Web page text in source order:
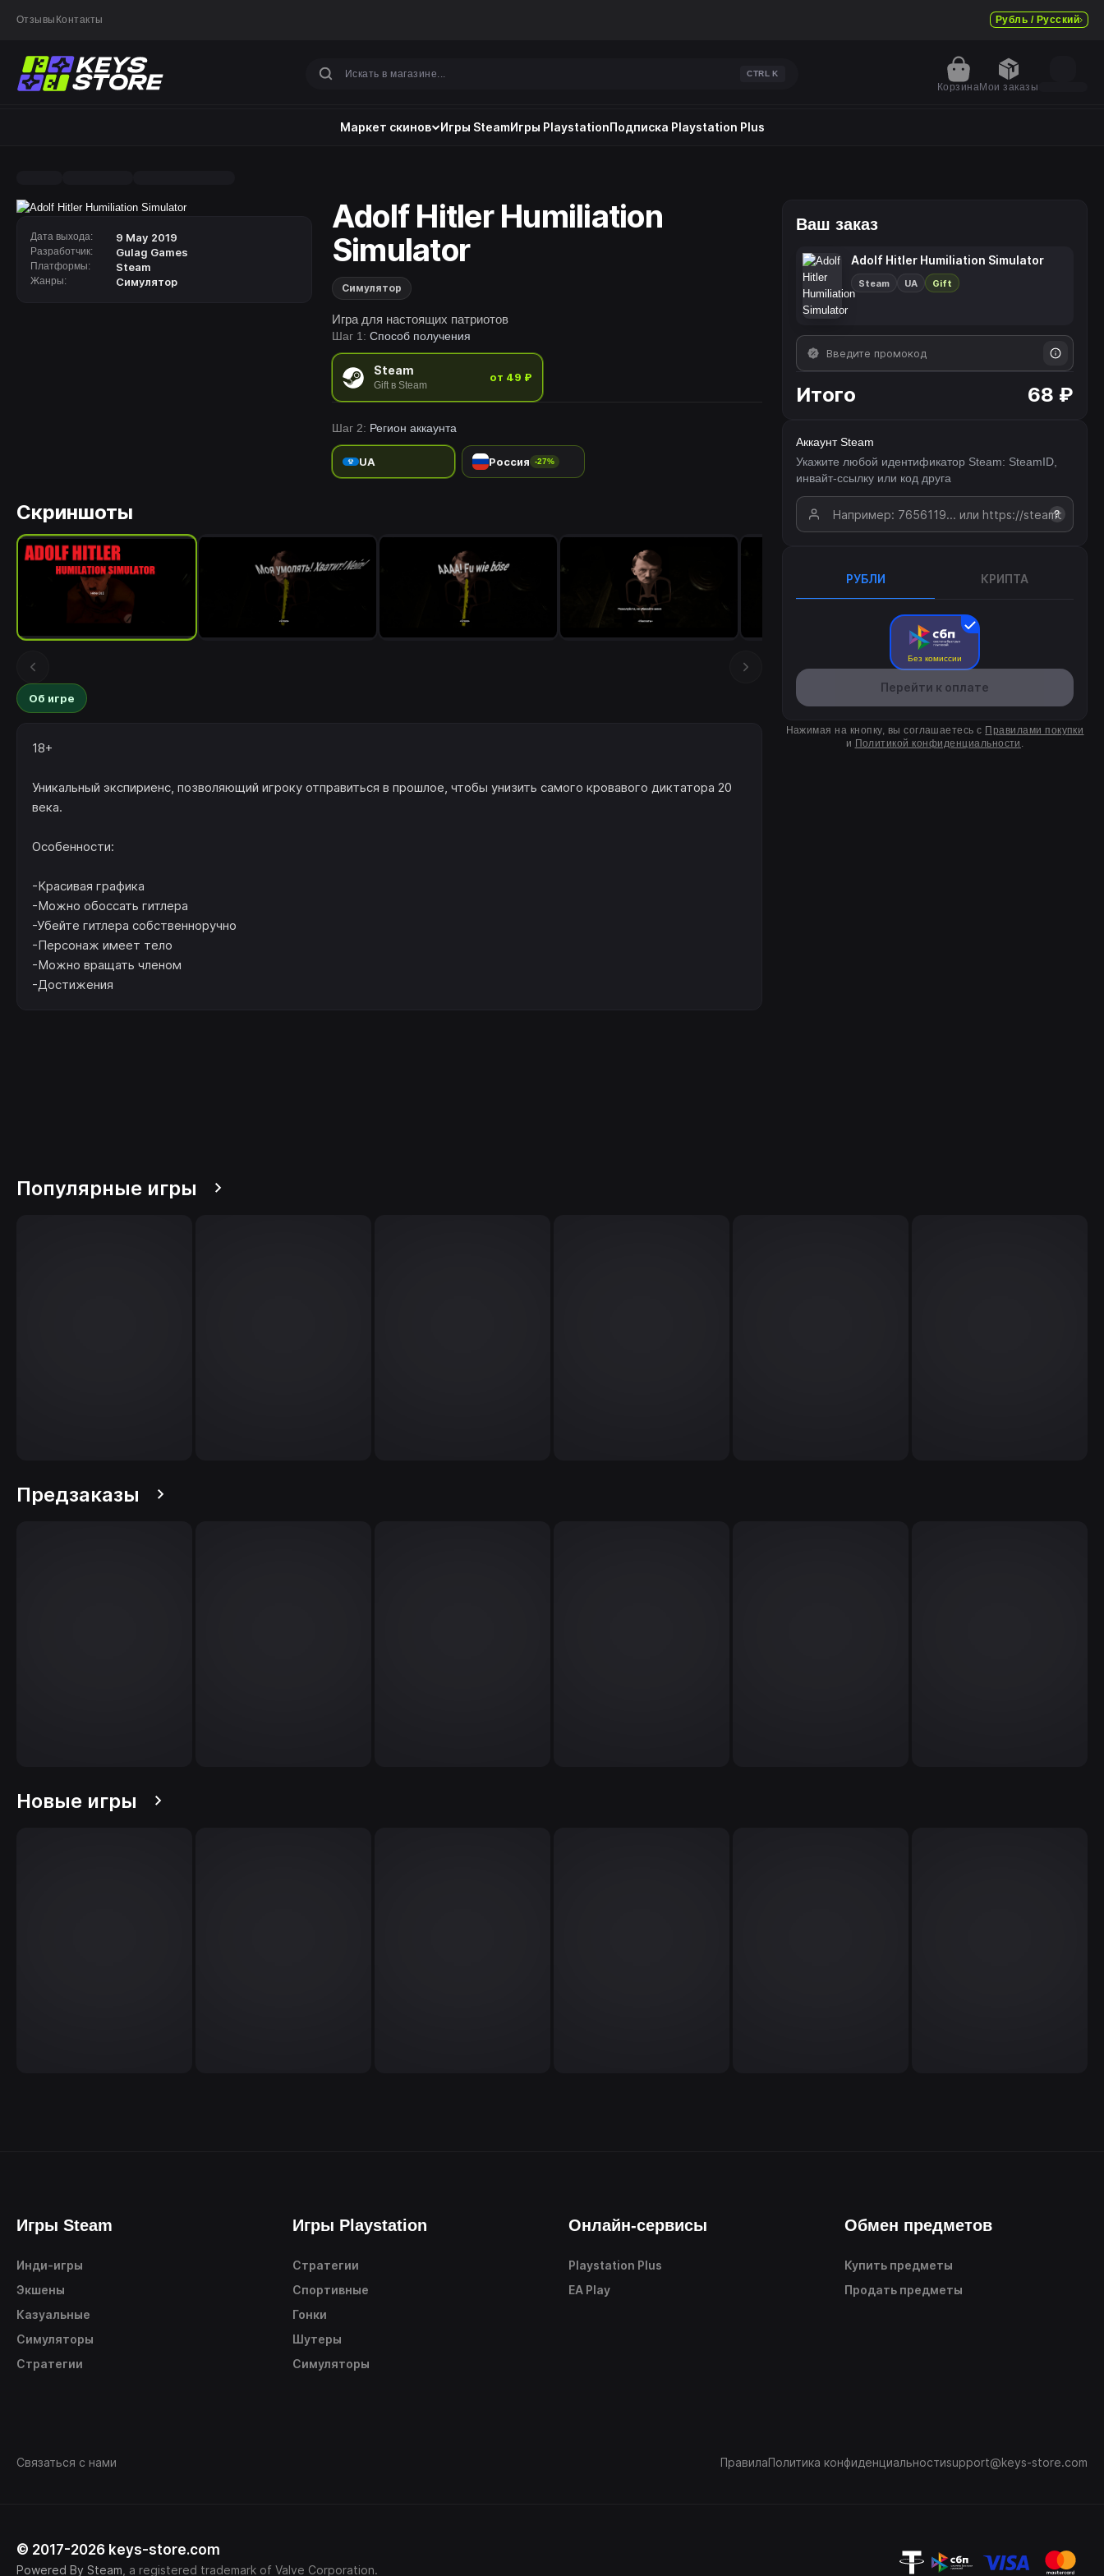
Отзывы Контакты Рубль / Русский
CTRL K
КорзинаМои заказы
Маркет скинов Игры SteamИгры PlaystationПодписка Playstation Plus
Дата выхода: 9 May 2019
Разработчик: Gulag Games
Платформы: Steam
Жанры: Симулятор
Adolf Hitler Humiliation
Simulator
Симулятор
Игра для настоящих патриотов
Шаг 1: Способ получения
Steam
Gift в Steam
от 49 ₽
Шаг 2: Регион аккаунта
UA Россия -27%
Ваш заказ
Adolf Hitler Humiliation Simulator
Steam UA Gift
Итого 68 ₽
Аккаунт Steam
Укажите любой идентификатор Steam: SteamID,
инвайт-ссылку или код друга
?
РУБЛИ КРИПТА
Без комиссии
Перейти к оплате
Нажимая на кнопку, вы соглашаетесь с Правилами покупки
и Политикой конфиденциальности .
Скриншоты
Об игре
18+
Уникальный экспириенс, позволяющий игроку отправиться в прошлое, чтобы унизить самого кровавого диктатора 20
века.
Особенности:
-Красивая графика
-Можно обоссать гитлера
-Убейте гитлера собственноручно
-Персонаж имеет тело
-Можно вращать членом
-Достижения
Популярные игры
Предзаказы
Новые игры
Игры Steam
Инди-игры
Экшены
Казуальные
Симуляторы
Стратегии
Игры Playstation
Стратегии
Спортивные
Гонки
Шутеры
Симуляторы
Онлайн-сервисы
Playstation Plus
EA Play
Обмен предметов
Купить предметы
Продать предметы
Связаться с нами ПравилаПолитика конфиденциальностиsupport@keys-store.com
© 2017-2026 keys-store.com
Powered By Steam , a registered trademark of Valve Corporation.